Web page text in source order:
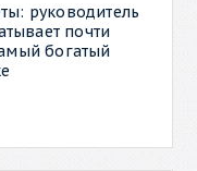
руководитель
почти
богатый